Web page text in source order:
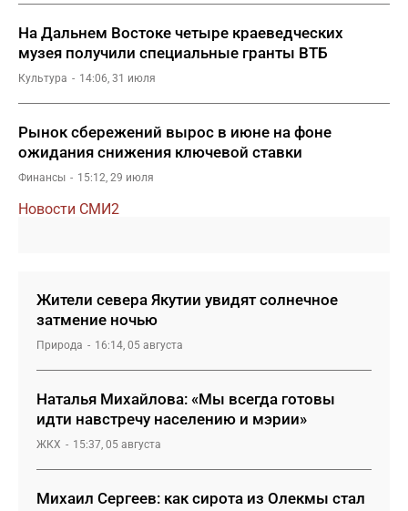
На Дальнем Востоке четыре краеведческих
музея получили специальные гранты ВТБ
Культура 14:06, 31 июля
Рынок сбережений вырос в июне на фоне
ожидания снижения ключевой ставки
Финансы 15:12, 29 июля
Новости СМИ2
Жители севера Якутии увидят солнечное
затмение ночью
Природа 16:14, 05 августа
Наталья Михайлова: «Мы всегда готовы
идти навстречу населению и мэрии»
ЖКХ 15:37, 05 августа
Михаил Сергеев: как сирота из Олекмы стал